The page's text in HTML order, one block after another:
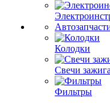
Колодки
Свечи
Фильтры